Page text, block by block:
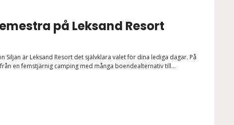
på Leksand Resort
Siljan är Leksand Resort det självklara valet för dina lediga dagar. På
en femstjärnig camping med många boendealternativ till...